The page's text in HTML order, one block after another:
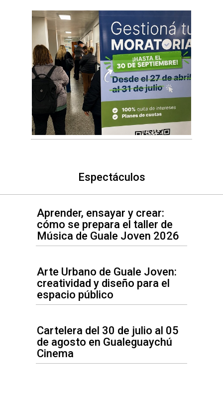
Espectáculos
Aprender, ensayar y crear:
cómo se prepara el taller de
Música de Guale Joven 2026
Arte Urbano de Guale Joven:
creatividad y diseño para el
espacio público
Cartelera del 30 de julio al 05
de agosto en Gualeguaychú
Cinema